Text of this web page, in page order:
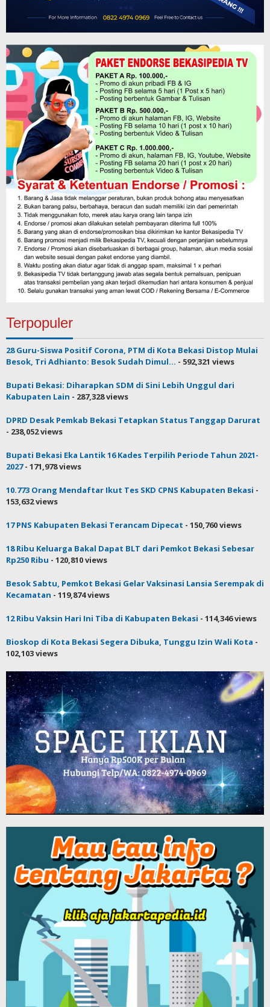
Terpopuler
28 Guru-Siswa Positif Corona, PTM di Kota Bekasi Distop Mulai
Besok, Tri Adhianto: Besok Sudah Dimul... - 592,321 views
Bupati Bekasi: Diharapkan SDM di Sini Lebih Unggul dari
Kabupaten Lain - 287,328 views
DPRD Desak Pemkab Bekasi Tetapkan Status Tanggap Darurat
- 238,052 views
Bupati Bekasi Eka Lantik 16 Kades Terpilih Periode Tahun 2021-
2027- 171,978 views
10.773 Orang Mendaftar Ikut Tes SKD CPNS Kabupaten Bekasi -
153,632 views
17 PNS Kabupaten Bekasi Terancam Dipecat - 150,760 views
18 Ribu Keluarga Bakal Dapat BLT dari Pemkot Bekasi Sebesar
Rp250 Ribu - 120,810 views
Besok Sabtu, Pemkot Bekasi Gelar Vaksinasi Lansia Serempak di
Kecamatan - 119,874 views
12 Ribu Vaksin Hari Ini Tiba di Kabupaten Bekasi - 114,346 views
Bioskop di Kota Bekasi Segera Dibuka, Tunggu Izin Wali Kota -
102,103 views